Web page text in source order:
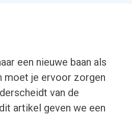
een nieuwe baan als
moet je ervoor zorgen
van de
artikel geven we een